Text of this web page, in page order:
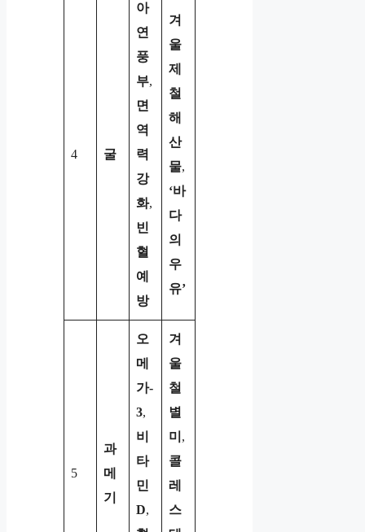
4 굴
아
연
풍
부,
면
역
력
강
화,
빈
혈
예
방
겨
울
제
철
해
산
물,
‘바
다
의
우
유’
5
과
메
기
오
메
가-
3,
비
타
민
D,
겨
울
철
별
미 ,
콜
레
스